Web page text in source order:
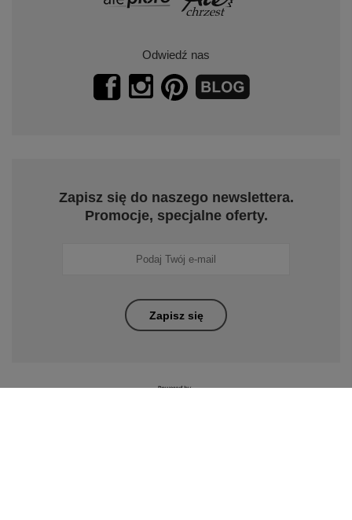
Odwiedź nas
Zapisz się do naszego newslettera.
Promocje, specjalne oferty.
Zapisz się